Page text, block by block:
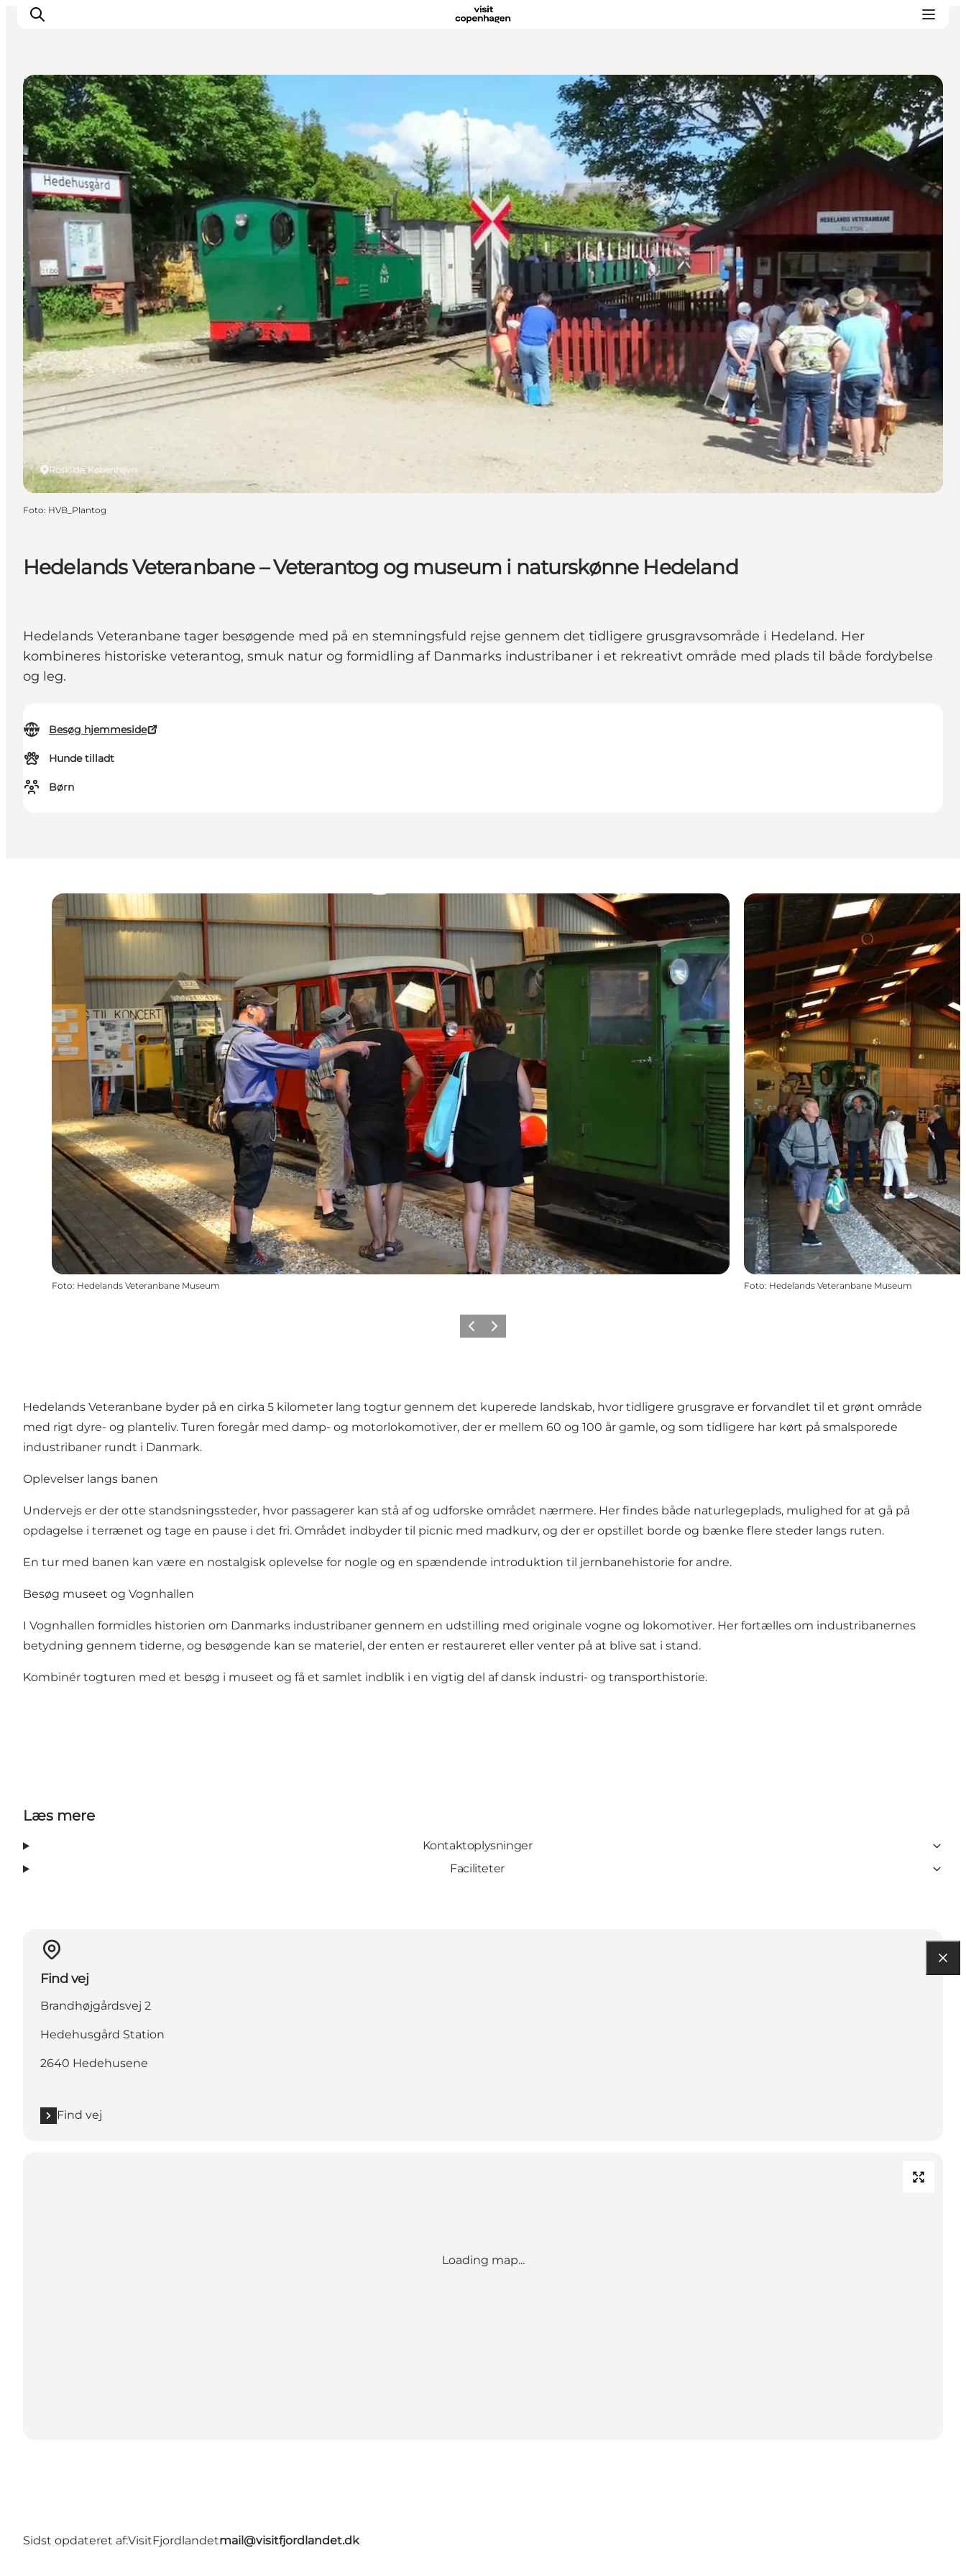
This is Copenhagen
Aktiviteter
Spis & drik
Områder
Planlæg din tur
CopenPay
Copenhagen Card
Hedelands Veteranbane – Veterantog og museum i naturskønne Hedeland
Hedelands Veteranbane tager besøgende med på en stemningsfuld rejse gennem det tidligere grusgravsområde i Hedeland. Her
kombineres historiske veterantog, smuk natur og formidling af Danmarks industribaner i et rekreativt område med plads til både fordybelse
og leg.
Besøg hjemmeside
Hunde tilladt
Børn
Roskilde, København
Museer
Foto: HVB_Plantog
Foto: Hedelands Veteranbane Museum Foto: Hedelands Veteranbane Museum
ForrigeNæste
Hedelands Veteranbane byder på en cirka 5 kilometer lang togtur gennem det kuperede landskab, hvor tidligere grusgrave er forvandlet til et grønt område
med rigt dyre- og planteliv. Turen foregår med damp- og motorlokomotiver, der er mellem 60 og 100 år gamle, og som tidligere har kørt på smalsporede
industribaner rundt i Danmark.
Oplevelser langs banen
Undervejs er der otte standsningssteder, hvor passagerer kan stå af og udforske området nærmere. Her findes både naturlegeplads, mulighed for at gå på
opdagelse i terrænet og tage en pause i det fri. Området indbyder til picnic med madkurv, og der er opstillet borde og bænke flere steder langs ruten.
En tur med banen kan være en nostalgisk oplevelse for nogle og en spændende introduktion til jernbanehistorie for andre.
Besøg museet og Vognhallen
I Vognhallen formidles historien om Danmarks industribaner gennem en udstilling med originale vogne og lokomotiver. Her fortælles om industribanernes
betydning gennem tiderne, og besøgende kan se materiel, der enten er restaureret eller venter på at blive sat i stand.
Kombinér togturen med et besøg i museet og få et samlet indblik i en vigtig del af dansk industri- og transporthistorie.
Læs mere
Kontaktoplysninger
Faciliteter
Find vej
Brandhøjgårdsvej 2
Hedehusgård Station
2640 Hedehusene
Find vej
Loading map...
Sidst opdateret af:VisitFjordlandetmail@visitfjordlandet.dk